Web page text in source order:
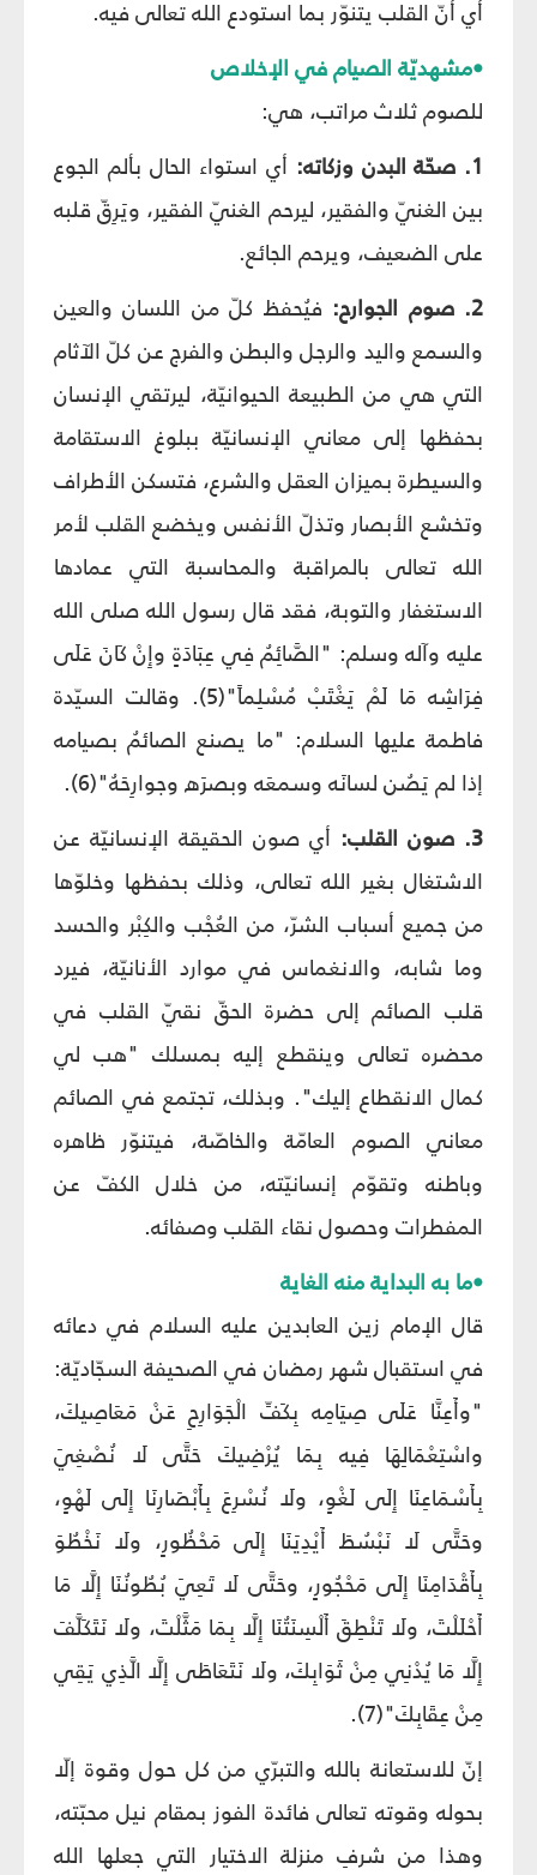
أي أنّ القلب يتنوّر بما استودع الله تعالى فيه.
•مشهديّة الصيام في الإخلاص
للصوم ثلاث مراتب، هي:
1. صحّة البدن وزكاته:
أي استواء الحال بألم الجوع
بين الغنيّ والفقير، ليرحم الغنيّ الفقير، ويَرِقّ قلبه
على الضعيف، ويرحم الجائع.
2. صوم الجوارح:
فيُحفظ كلّ من اللسان والعين
والسمع واليد والرجل والبطن والفرج عن كلّ الآثام
التي هي من الطبيعة الحيوانيّة، ليرتقي الإنسان
بحفظها إلى معاني الإنسانيّة ببلوغ الاستقامة
والسيطرة بميزان العقل والشرع، فتسكن الأطراف
وتخشع الأبصار وتذلّ الأنفس ويخضع القلب لأمر
الله تعالى بالمراقبة والمحاسبة التي عمادها
الاستغفار والتوبة، فقد قال رسول الله صلى الله
عليه وآله وسلم: "الصَّائِمُ فِي عِبَادَةٍ وإِنْ كَانَ عَلَى
فِرَاشِه مَا لَمْ يَغْتَبْ مُسْلِماً"(5). وقالت السيّدة
فاطمة عليها السلام: "ما يصنع الصائمُ بصيامه
إذا لم يَصُن لسانَه وسمعَه وبصرَه وجوارِحَهُ"(6).
3. صون القلب:
أي صون الحقيقة الإنسانيّة عن
الاشتغال بغير الله تعالى، وذلك بحفظها وخلوّها
من جميع أسباب الشرّ، من العُجْب والكِبْر والحسد
وما شابه، والانغماس في موارد الأنانيّة، فيرد
قلب الصائم إلى حضرة الحقّ نقيّ القلب في
محضره تعالى وينقطع إليه بمسلك "هب لي
كمال الانقطاع إليك". وبذلك، تجتمع في الصائم
معاني الصوم العامّة والخاصّة، فيتنوّر ظاهره
وباطنه وتقوّم إنسانيّته، من خلال الكفّ عن
المفطرات وحصول نقاء القلب وصفائه.
•ما به البداية منه الغاية
قال الإمام زين العابدين عليه السلام في دعائه
في استقبال شهر رمضان في الصحيفة السجّاديّة:
"وأَعِنَّا عَلَى صِيَامِه بِكَفِّ الْجَوَارِحِ عَنْ مَعَاصِيكَ،
واسْتِعْمَالِهَا فِيه بِمَا يُرْضِيكَ حَتَّى لَا نُصْغِيَ
بِأَسْمَاعِنَا إِلَى لَغْوٍ، ولَا نُسْرِعَ بِأَبْصَارِنَا إِلَى لَهْوٍ،
وحَتَّى لَا نَبْسُطَ أَيْدِيَنَا إِلَى مَحْظُورٍ، ولَا نَخْطُوَ
بِأَقْدَامِنَا إِلَى مَحْجُورٍ، وحَتَّى لَا تَعِيَ بُطُونُنَا إِلَّا مَا
أَحْلَلْتَ، ولَا تَنْطِقَ أَلْسِنَتُنَا إِلَّا بِمَا مَثَّلْتَ، ولَا نَتَكَلَّفَ
إِلَّا مَا يُدْنِي مِنْ ثَوَابِكَ، ولَا نَتَعَاطَى إِلَّا الَّذِي يَقِي
مِنْ عِقَابِكَ"(7).
إنّ للاستعانة بالله والتبرّي من كل حول وقوة إلّا
بحوله وقوته تعالى فائدة الفوز بمقام نيل محبّته،
وهذا من شرفِ منزلة الاختيار التي جعلها الله